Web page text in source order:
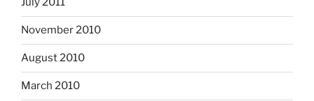
November 2010
August 2010
March 2010